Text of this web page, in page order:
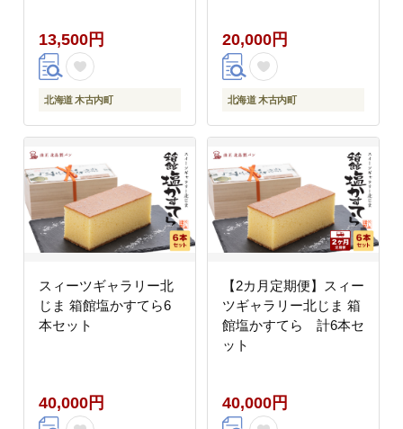
13,500円
北海道 木古内町
20,000円
北海道 木古内町
スィーツギャラリー北
じま 箱館塩かすてら6
本セット
40,000円
【2カ月定期便】スィー
ツギャラリー北じま 箱
館塩かすてら 計6本セ
ット
40,000円